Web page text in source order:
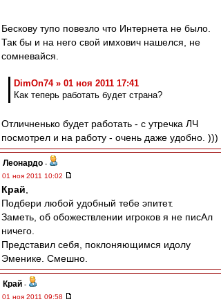
Бескову тупо повезло что Интернета не было.
Так бы и на него свой имхович нашелся, не
сомневайся.
DimOn74 » 01 ноя 2011 17:41
Как теперь работать будет страна?
Отличненько будет работать - с утречка ЛЧ
посмотрел и на работу - очень даже удобно. )))
Леонардо -
01 ноя 2011 10:02
Край
Подбери любой удобный тебе эпитет.
Заметь, об обожествлении игроков я не писАл
ничего.
Представил себя, поклоняющимся идолу
Эменике. Смешно.
Край -
01 ноя 2011 09:58